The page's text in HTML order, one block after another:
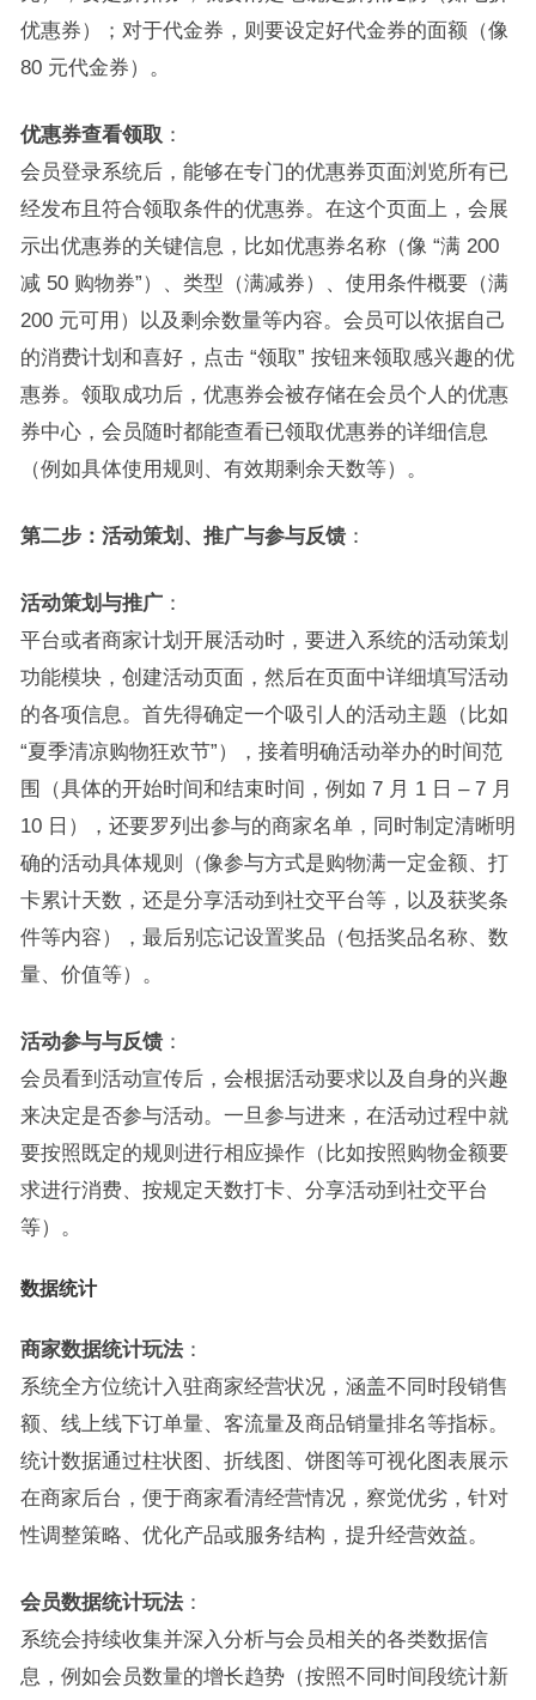
优惠券）；对于代金券，则要设定好代金券的面额（像
80 元代金券）。
优惠券查看领取 ：
会员登录系统后，能够在专门的优惠券页面浏览所有已
经发布且符合领取条件的优惠券。在这个页面上，会展
示出优惠券的关键信息，比如优惠券名称（像 “满 200
减 50 购物券”）、类型（满减券）、使用条件概要（满
200 元可用）以及剩余数量等内容。会员可以依据自己
的消费计划和喜好，点击 “领取” 按钮来领取感兴趣的优
惠券。领取成功后，优惠券会被存储在会员个人的优惠
券中心，会员随时都能查看已领取优惠券的详细信息
（例如具体使用规则、有效期剩余天数等）。
第二步：活动策划、推广与参与反馈：
活动策划与推广：
平台或者商家计划开展活动时，要进入系统的活动策划
功能模块，创建活动页面，然后在页面中详细填写活动
的各项信息。首先得确定一个吸引人的活动主题（比如
“夏季清凉购物狂欢节”），接着明确活动举办的时间范
围（具体的开始时间和结束时间，例如 7 月 1 日 – 7 月
10 日），还要罗列出参与的商家名单，同时制定清晰明
确的活动具体规则（像参与方式是购物满一定金额、打
卡累计天数，还是分享活动到社交平台等，以及获奖条
件等内容），最后别忘记设置奖品（包括奖品名称、数
量、价值等）。
活动参与与反馈：
会员看到活动宣传后，会根据活动要求以及自身的兴趣
来决定是否参与活动。一旦参与进来，在活动过程中就
要按照既定的规则进行相应操作（比如按照购物金额要
求进行消费、按规定天数打卡、分享活动到社交平台
等）。
数据统计
商家数据统计玩法：
系统全方位统计入驻商家经营状况，涵盖不同时段销售
额、线上线下订单量、客流量及商品销量排名等指标。
统计数据通过柱状图、折线图、饼图等可视化图表展示
在商家后台，便于商家看清经营情况，察觉优劣，针对
性调整策略、优化产品或服务结构，提升经营效益。
会员数据统计玩法：
系统会持续收集并深入分析与会员相关的各类数据信
息，例如会员数量的增长趋势（按照不同时间段统计新